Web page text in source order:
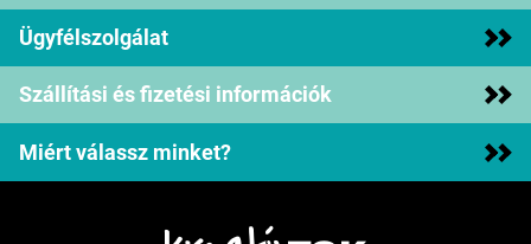
Ügyfélszolgálat
Szállítási és fizetési információk
Miért válassz minket?